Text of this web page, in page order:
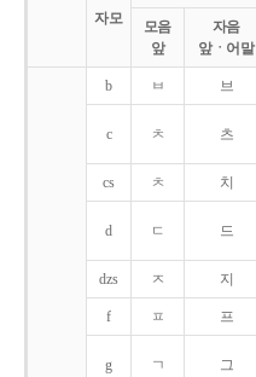
자모
모음
앞
자음
앞ㆍ어말
b ㅂ 브
c ㅊ 츠
cs ㅊ 치
d ㄷ 드
dzs ㅈ 지
f ㅍ 프
g ㄱ 그